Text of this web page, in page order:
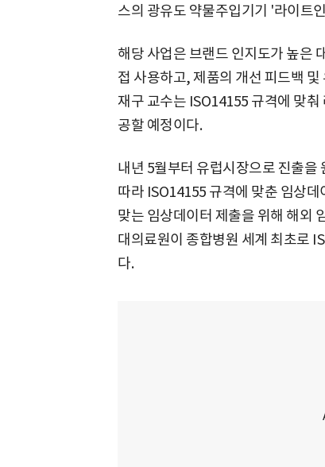
스의 광유도 약물주입기기 '라이트
해당 사업은 브랜드 인지도가 높은
접 사용하고, 제품의 개선 피드백
재구 교수는 ISO14155 규격에 맞춰
공할 예정이다.
내년 5월부터 유럽시장으로 진출을
따라 ISO14155 규격에 맞춘 임상
맞는 임상데이터 제출을 위해 해외
대의료원이 종합병원 세계 최초로
다.